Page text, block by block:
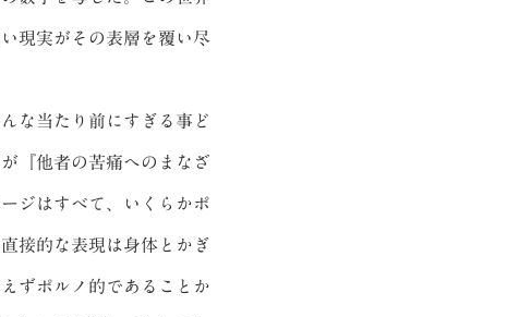
現実がその表層を覆い尽
な当たり前にすぎる事ど
『他者の苦痛へのまなざ
ジはすべて、いくらかポ
接的な表現は身体とかぎ
ずポルノ的であることか